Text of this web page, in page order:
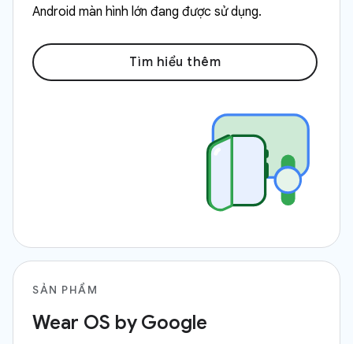
Android màn hình lớn đang được sử dụng.
Tìm hiểu thêm
SẢN PHẨM
Wear OS by Google